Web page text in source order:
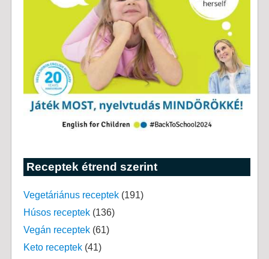
Receptek étrend szerint
Vegetáriánus receptek(191)
Húsos receptek(136)
Vegán receptek(61)
Keto receptek(41)